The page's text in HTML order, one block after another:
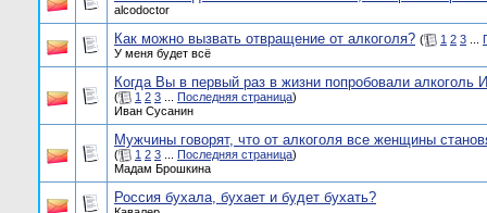
alcodoctor
Как можно вызвать отвращение от алкоголя? ( 1 2 3
У меня будет всё
Когда Вы в первый раз в жизни попробовали алкоголь
( 1 2 3 Последняя страница)
Иван Сусанин
Мужчины говорят, что от алкоголя все женщины
( 1 2 3 Последняя страница)
Мадам Брошкина
Россия бухала, бухает и будет бухать?